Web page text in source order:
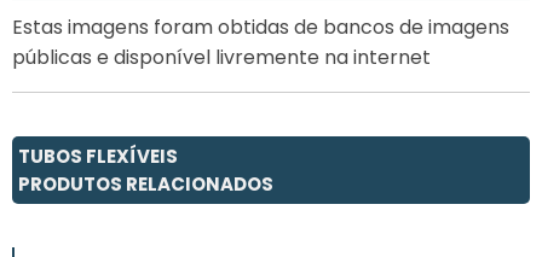
Estas imagens foram obtidas de bancos de imagens
públicas e disponível livremente na internet
TUBOS FLEXÍVEIS
PRODUTOS RELACIONADOS